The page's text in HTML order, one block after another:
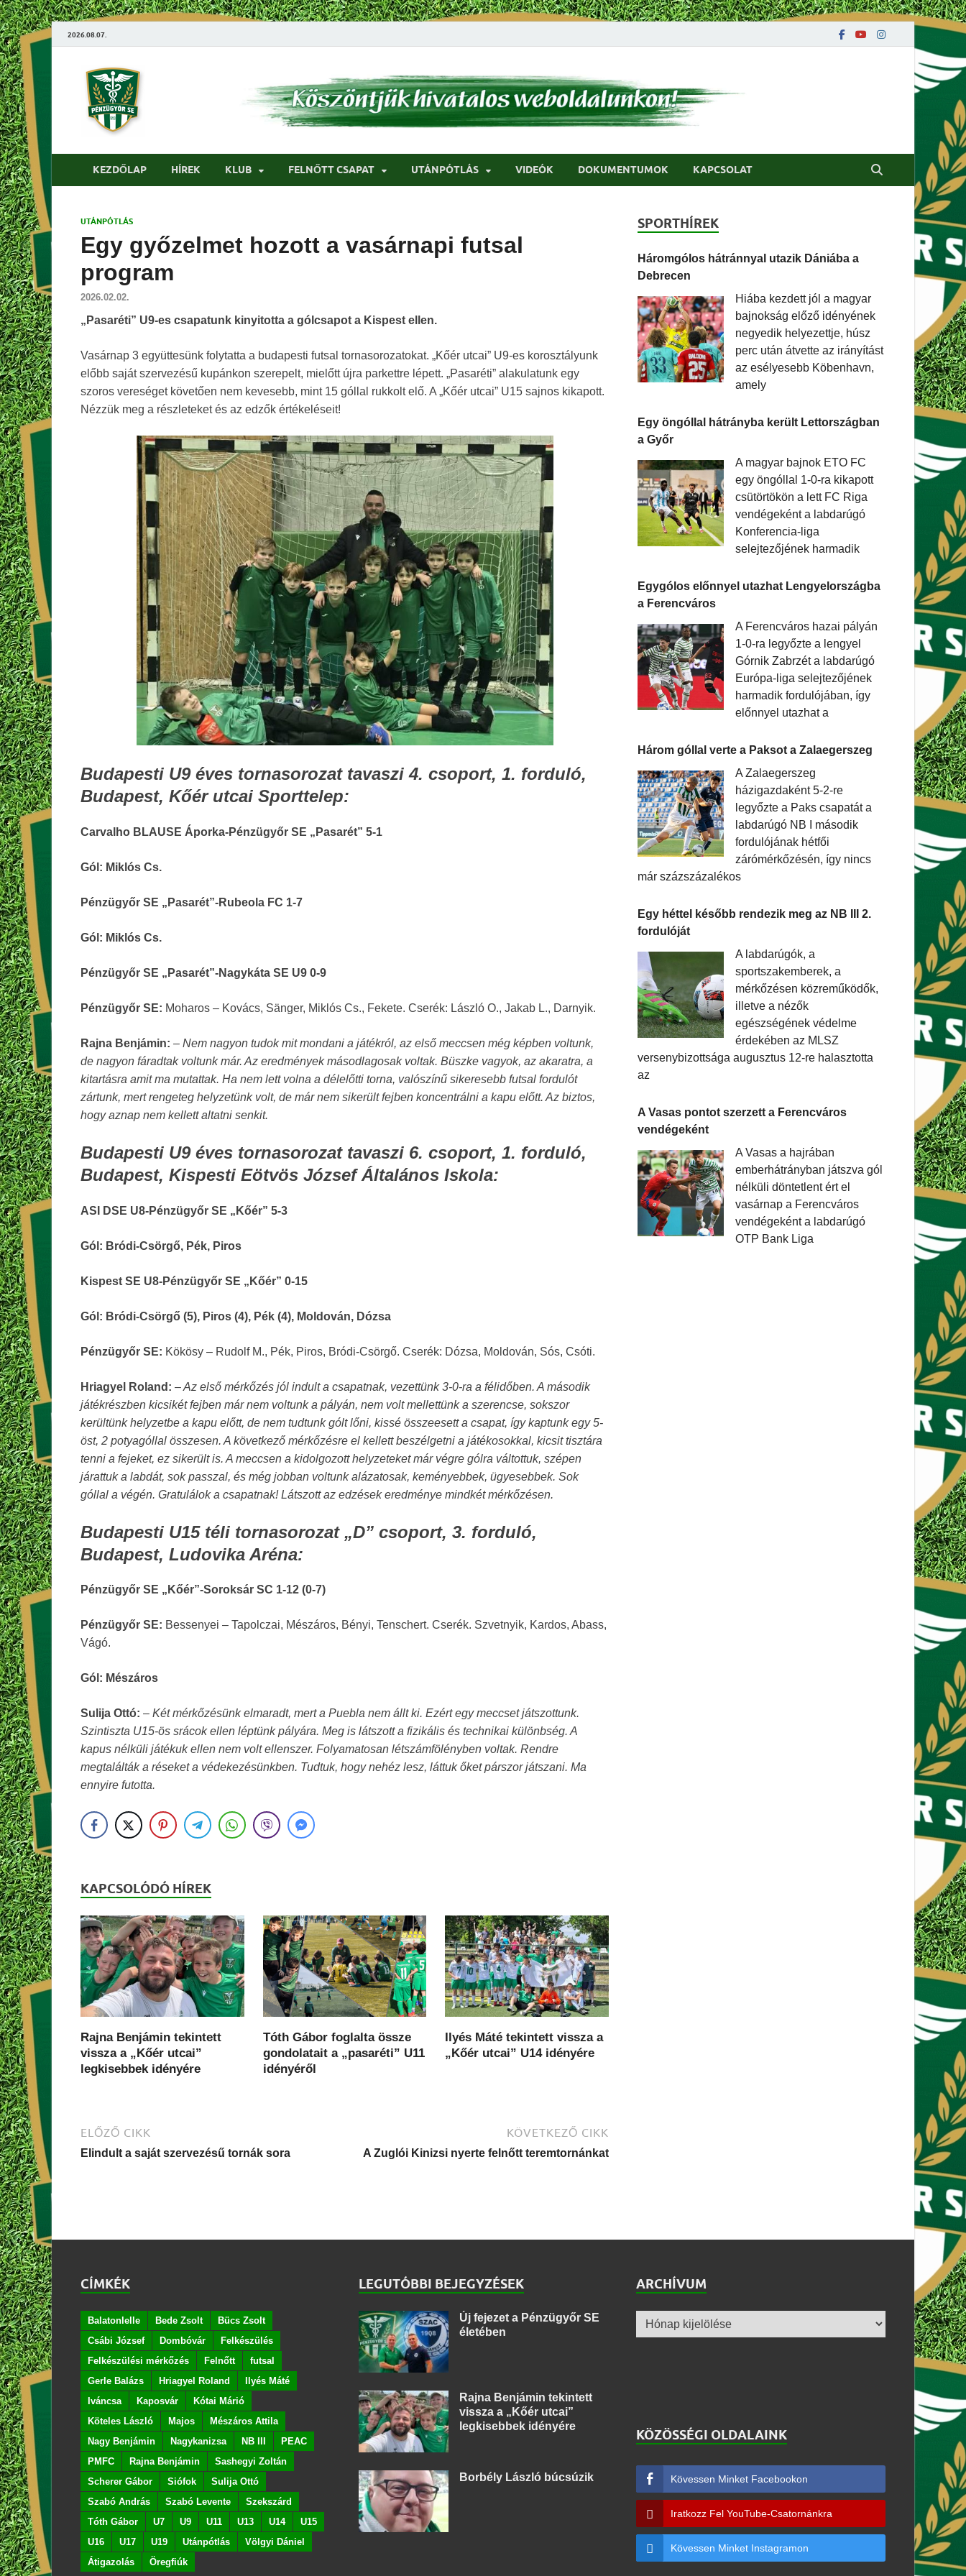
2026.08.07.
Pénzügyőrfoci
KEZDŐLAP HÍREK KLUB FELNŐTT CSAPAT UTÁNPÓTLÁS VIDEÓK DOKUMENTUMOK KAPCSOLAT
UTÁNPÓTLÁS
Egy győzelmet hozott a vasárnapi futsal
program
2026.02.02.
„Pasaréti” U9-es csapatunk kinyitotta a gólcsapot a Kispest ellen.
Vasárnap 3 együttesünk folytatta a budapesti futsal tornasorozatokat. „Kőér utcai” U9-es korosztályunk
előbb saját szervezésű kupánkon szerepelt, mielőtt újra parkettre lépett. „Pasaréti” alakulatunk egy
szoros vereséget követően nem kevesebb, mint 15 góllal rukkolt elő. A „Kőér utcai” U15 sajnos kikapott.
Nézzük meg a részleteket és az edzők értékeléseit!
Budapesti U9 éves tornasorozat tavaszi 4. csoport, 1. forduló,
Budapest, Kőér utcai Sporttelep:
Carvalho BLAUSE Áporka-Pénzügyőr SE „Pasarét” 5-1
Gól: Miklós Cs.
Pénzügyőr SE „Pasarét”-Rubeola FC 1-7
Gól: Miklós Cs.
Pénzügyőr SE „Pasarét”-Nagykáta SE U9 0-9
Pénzügyőr SE: Moharos – Kovács, Sänger, Miklós Cs., Fekete. Cserék: László O., Jakab L., Darnyik.
Rajna Benjámin: – Nem nagyon tudok mit mondani a játékról, az első meccsen még képben voltunk,
de nagyon fáradtak voltunk már. Az eredmények másodlagosak voltak. Büszke vagyok, az akaratra, a
kitartásra amit ma mutattak. Ha nem lett volna a délelőtti torna, valószínű sikeresebb futsal fordulót
zártunk, mert rengeteg helyzetünk volt, de már nem sikerült fejben koncentrálni a kapu előtt. Az biztos,
hogy aznap nem kellett altatni senkit.
Budapesti U9 éves tornasorozat tavaszi 6. csoport, 1. forduló,
Budapest, Kispesti Eötvös József Általános Iskola:
ASI DSE U8-Pénzügyőr SE „Kőér” 5-3
Gól: Bródi-Csörgő, Pék, Piros
Kispest SE U8-Pénzügyőr SE „Kőér” 0-15
Gól: Bródi-Csörgő (5), Piros (4), Pék (4), Moldován, Dózsa
Pénzügyőr SE: Kökösy – Rudolf M., Pék, Piros, Bródi-Csörgő. Cserék: Dózsa, Moldován, Sós, Csóti.
Hriagyel Roland: –Az első mérkőzés jól indult a csapatnak, vezettünk 3-0-ra a félidőben. A második
játékrészben kicsikét fejben már nem voltunk a pályán, nem volt mellettünk a szerencse, sokszor
kerültünk helyzetbe a kapu előtt, de nem tudtunk gólt lőni, kissé összeesett a csapat, így kaptunk egy 5-
öst, 2 potyagóllal összesen. A következő mérkőzésre el kellett beszélgetni a játékosokkal, kicsit tisztára
tenni a fejeket, ez sikerült is. A meccsen a kidolgozott helyzeteket már végre gólra váltottuk, szépen
járattuk a labdát, sok passzal, és még jobban voltunk alázatosak, keményebbek, ügyesebbek. Sok
góllal a végén. Gratulálok a csapatnak! Látszott az edzések eredménye mindkét mérkőzésen.
Budapesti U15 téli tornasorozat „D” csoport, 3. forduló,
Budapest, Ludovika Aréna:
Pénzügyőr SE „Kőér”-Soroksár SC 1-12 (0-7)
Pénzügyőr SE: Bessenyei – Tapolczai, Mészáros, Bényi, Tenschert. Cserék. Szvetnyik, Kardos, Abass,
Vágó.
Gól: Mészáros
Sulija Ottó: – Két mérkőzésünk elmaradt, mert a Puebla nem állt ki. Ezért egy meccset játszottunk.
Szintiszta U15-ös srácok ellen léptünk pályára. Meg is látszott a fizikális és technikai különbség. A
kapus nélküli játékuk ellen nem volt ellenszer. Folyamatosan létszámfölényben voltak. Rendre
megtalálták a réseket a védekezésünkben. Tudtuk, hogy nehéz lesz, láttuk őket párszor játszani. Ma
ennyire futotta.
KAPCSOLÓDÓ HÍREK
Rajna Benjámin tekintett
vissza a „Kőér utcai”
legkisebbek idényére
Tóth Gábor foglalta össze
gondolatait a „pasaréti” U11
idényéről
Ilyés Máté tekintett vissza a
„Kőér utcai” U14 idényére
ELŐZŐ CIKK
Elindult a saját szervezésű tornák sora
KÖVETKEZŐ CIKK
A Zuglói Kinizsi nyerte felnőtt teremtornánkat
SPORTHÍREK
Háromgólos hátránnyal utazik Dániába a
Debrecen
Hiába kezdett jól a magyar
bajnokság előző idényének
negyedik helyezettje, húsz
perc után átvette az irányítást
az esélyesebb Köbenhavn,
amely
Egy öngóllal hátrányba került Lettországban
a Győr
A magyar bajnok ETO FC
egy öngóllal 1-0-ra kikapott
csütörtökön a lett FC Riga
vendégeként a labdarúgó
Konferencia-liga
selejtezőjének harmadik
Egygólos előnnyel utazhat Lengyelországba
a Ferencváros
A Ferencváros hazai pályán
1-0-ra legyőzte a lengyel
Górnik Zabrzét a labdarúgó
Európa-liga selejtezőjének
harmadik fordulójában, így
előnnyel utazhat a
Három góllal verte a Paksot a Zalaegerszeg
A Zalaegerszeg
házigazdaként 5-2-re
legyőzte a Paks csapatát a
labdarúgó NB I második
fordulójának hétfői
zárómérkőzésén, így nincs
már százszázalékos
Egy héttel később rendezik meg az NB III 2.
fordulóját
A labdarúgók, a
sportszakemberek, a
mérkőzésen közreműködők,
illetve a nézők
egészségének védelme
érdekében az MLSZ
versenybizottsága augusztus 12-re halasztotta
az
A Vasas pontot szerzett a Ferencváros
vendégeként
A Vasas a hajrában
emberhátrányban játszva gól
nélküli döntetlent ért el
vasárnap a Ferencváros
vendégeként a labdarúgó
OTP Bank Liga
CÍMKÉK
Balatonlelle Bede Zsolt
Bücs Zsolt
Csábi József
Dombóvár
Felkészülés
Felkészülési mérkőzés
Felnőtt
futsal
Gerle Balázs
Hriagyel Roland
Ilyés Máté
Iváncsa
Kaposvár
Kótai Márió
Köteles László
Majos
Mészáros Attila
Nagy Benjámin
Nagykanizsa NB III
PEAC
PMFC
Rajna Benjámin
Sashegyi Zoltán
Scherer Gábor
Siófok
Sulija Ottó
Szabó András
Szabó Levente
Szekszárd
Tóth Gábor
U7 U9 U11 U13 U14
U15
U16
U17 U19 Utánpótlás
Völgyi Dániel
Átigazolás
Öregfiúk
LEGUTÓBBI BEJEGYZÉSEK
Új fejezet a Pénzügyőr SE
életében
Rajna Benjámin tekintett
vissza a „Kőér utcai”
legkisebbek idényére
Borbély László búcsúzik
ARCHÍVUM
KÖZÖSSÉGI OLDALAINK
Kövessen Minket Facebookon
Iratkozz Fel YouTube-Csatornánkra
Kövessen Minket Instagramon